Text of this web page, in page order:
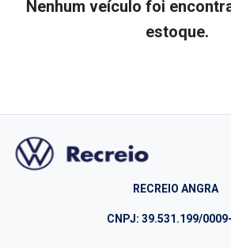
Nenhum veículo foi
estoque.
RECREIO ANGRA
CNPJ: 39.531.199/